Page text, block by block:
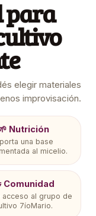
para
elegir materiales
improvisación.
Nutrición
una base
al micelio.
Comunidad
acceso al grupo de
7íoMario.